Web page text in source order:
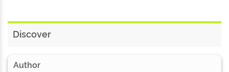
Discover
Author